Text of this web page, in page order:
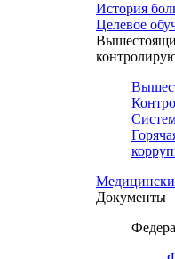
История
Целевое
Документы